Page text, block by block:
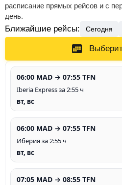
расписание прямых рейсов и с
день.
Ближайшие рейсы: Сегодня
06:00 MAD → 07:55 TFN
Iberia Express за 2:55 ч
вт, вс
06:00 MAD → 07:55 TFN
Иберия за 2:55 ч
вт, вс
07:05 MAD → 08:55 TFN